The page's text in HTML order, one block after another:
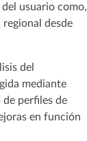
usuario como,
desde
del
mediante
perfiles de
en función